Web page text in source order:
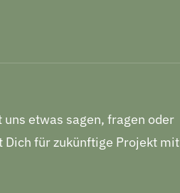
uns etwas sagen, fragen oder
Dich für zukünftige Projekt mit